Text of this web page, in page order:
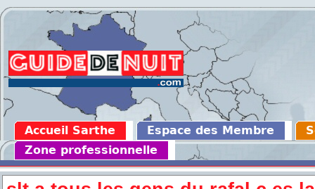
Accueil Sarthe Espace des Membre
Zone professionnelle